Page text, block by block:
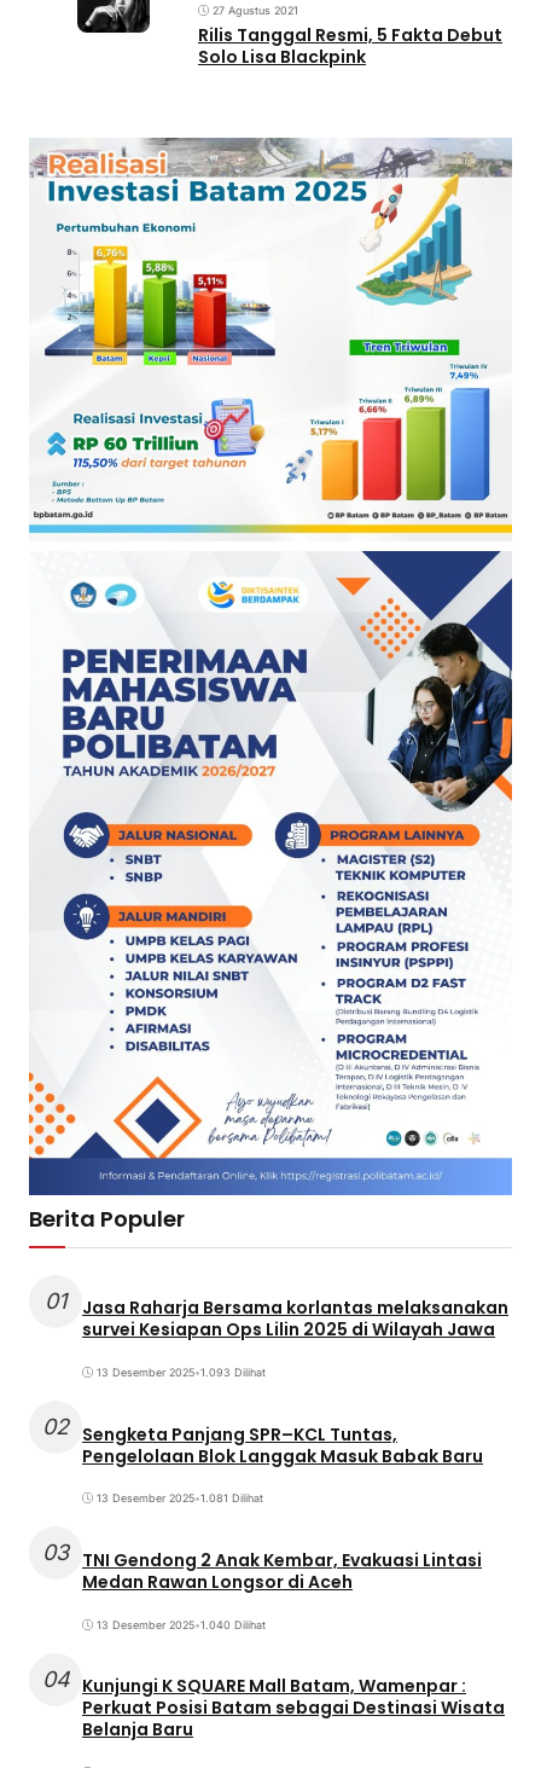
27 Agustus 2021
Rilis Tanggal Resmi, 5 Fakta Debut
Solo Lisa Blackpink
Berita Populer
01
Jasa Raharja Bersama korlantas melaksanakan
survei Kesiapan Ops Lilin 2025 di Wilayah Jawa
13 Desember 2025•1.093 Dilihat
02 Sengketa Panjang SPR–KCL Tuntas,
Pengelolaan Blok Langgak Masuk Babak Baru
13 Desember 2025•1.081 Dilihat
03 TNI Gendong 2 Anak Kembar, Evakuasi Lintasi
Medan Rawan Longsor di Aceh
13 Desember 2025•1.040 Dilihat
04 Kunjungi K SQUARE Mall Batam, Wamenpar :
Perkuat Posisi Batam sebagai Destinasi Wisata
Belanja Baru